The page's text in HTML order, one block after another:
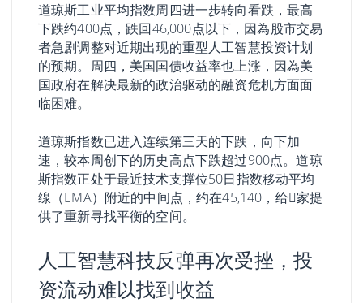
道琼斯工业平均指数周四进一步转向看跌，最高
下跌约400点，跌回46,000点以下，因為股市交易
者急剧调整对近期出现的重型人工智慧投资计划
的预期。周四，美国国债收益率也上涨，因為美
国政府在解决最新的政治驱动的融资危机方面面
临困难。
道琼斯指数已进入连续第三天的下跌，向下加
速，较本周创下的历史高点下跌超过900点。道琼
斯指数正处于最近技术支撑位50日指数移动平均
缐（EMA）附近的中间点，约在45,140，给𧹒家提
供了重新寻找平衡的空间。
人工智慧科技反弹再次受挫，投
资流动难以找到收益